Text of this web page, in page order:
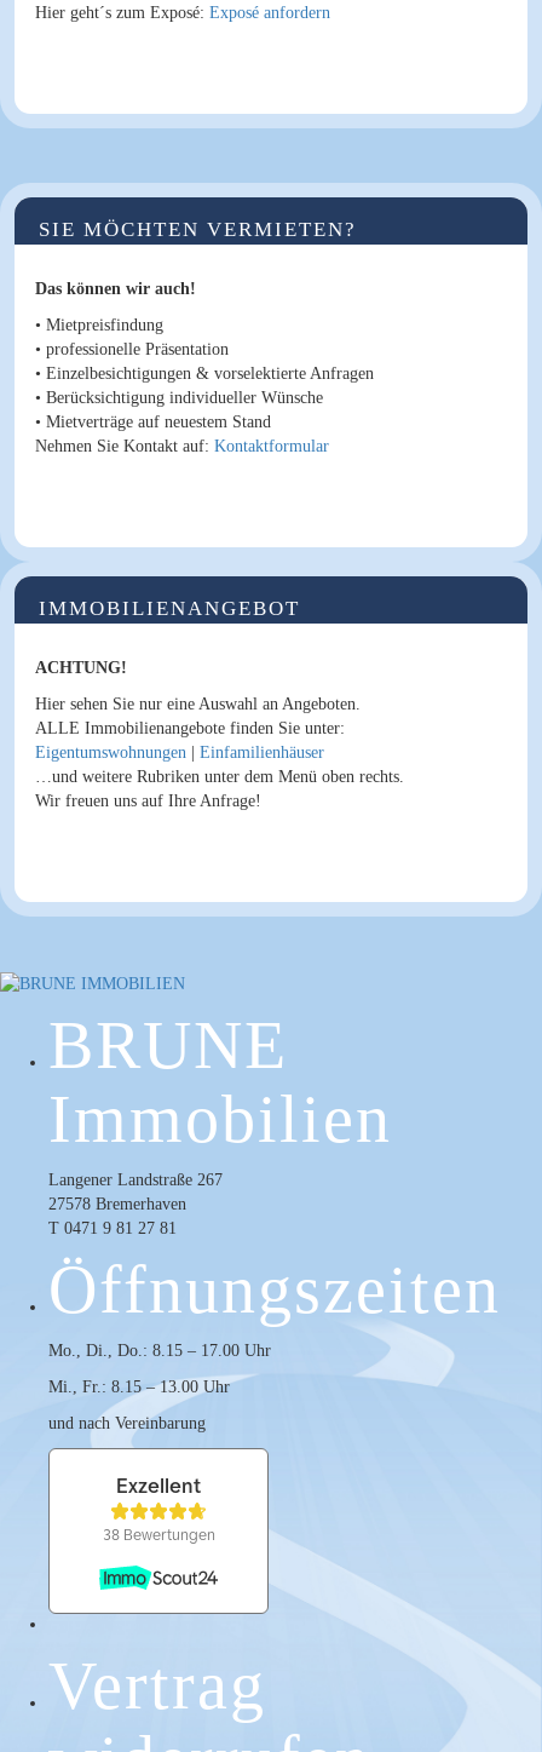
Hier geht´s zum Exposé: Exposé anfordern
SIE MÖCHTEN VERMIETEN?
Das können wir auch!
• Mietpreisfindung
• professionelle Präsentation
• Einzelbesichtigungen & vorselektierte Anfragen
• Berücksichtigung individueller Wünsche
• Mietverträge auf neuestem Stand
Nehmen Sie Kontakt auf: Kontaktformular
IMMOBILIENANGEBOT
ACHTUNG!
Hier sehen Sie nur eine Auswahl an Angeboten.
ALLE Immobilienangebote finden Sie unter:
Eigentumswohnungen
Einfamilienhäuser
…und weitere Rubriken unter dem Menü oben rechts.
Wir freuen uns auf Ihre Anfrage!
BRUNE
Immobilien
Langener Landstraße 267
27578 Bremerhaven
T 0471 9 81 27 81
Öffnungszeiten
Mo., Di., Do.: 8.15 – 17.00 Uhr
Mi., Fr.: 8.15 – 13.00 Uhr
und nach Verein­barung
Vertrag